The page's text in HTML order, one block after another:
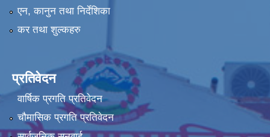
एन, कानुन तथा निर्देशिका
कर तथा शुल्कहरु
प्रतिवेदन
वार्षिक प्रगति प्रतिवेदन
चौमासिक प्रगति प्रतिवेदन